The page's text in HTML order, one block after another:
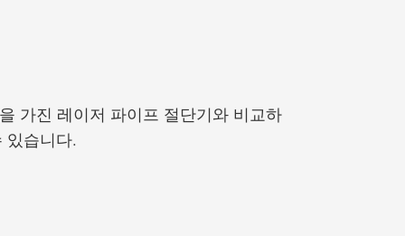
가진 레이저 파이프 절단기와 비교하
있습니다.